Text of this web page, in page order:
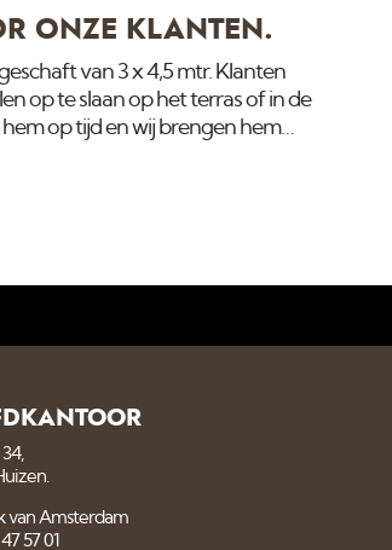
ONZE KLANTEN.
van 3 x 4,5 mtr. Klanten
op te slaan op het terras of in de
op tijd en wij brengen hem
van Amsterdam
47 57 01